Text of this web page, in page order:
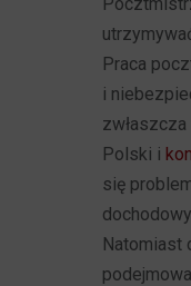
Praca
i
Polski i
się
Natomiast